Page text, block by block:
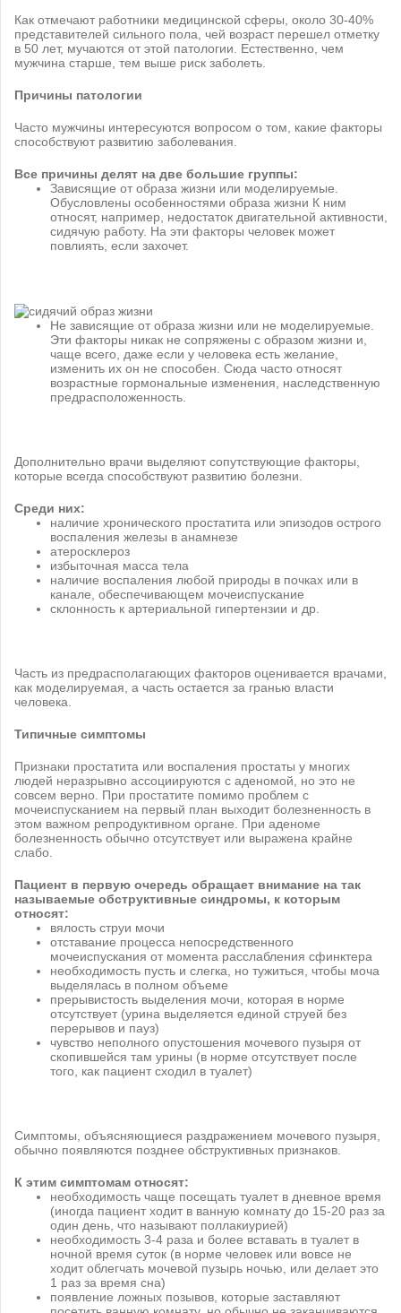
Как отмечают работники медицинской сферы, около 30-40%
представителей сильного пола, чей возраст перешел отметку
в 50 лет, мучаются от этой патологии. Естественно, чем
мужчина старше, тем выше риск заболеть.
Причины патологии
Часто мужчины интересуются вопросом о том, какие факторы
способствуют развитию заболевания.
Все причины делят на две большие группы:
Зависящие от образа жизни или моделируемые.
Обусловлены особенностями образа жизни К ним
относят, например, недостаток двигательной активности,
сидячую работу. На эти факторы человек может
повлиять, если захочет.
Не зависящие от образа жизни или не моделируемые.
Эти факторы никак не сопряжены с образом жизни и,
чаще всего, даже если у человека есть желание,
изменить их он не способен. Сюда часто относят
возрастные гормональные изменения, наследственную
предрасположенность.
Дополнительно врачи выделяют сопутствующие факторы,
которые всегда способствуют развитию болезни.
Среди них:
наличие хронического простатита или эпизодов острого
воспаления железы в анамнезе
атеросклероз
избыточная масса тела
наличие воспаления любой природы в почках или в
канале, обеспечивающем мочеиспускание
склонность к артериальной гипертензии и др.
Часть из предрасполагающих факторов оценивается врачами,
как моделируемая, а часть остается за гранью власти
человека.
Типичные симптомы
Признаки простатита или воспаления простаты у многих
людей неразрывно ассоциируются с аденомой, но это не
совсем верно. При простатите помимо проблем с
мочеиспусканием на первый план выходит болезненность в
этом важном репродуктивном органе. При аденоме
болезненность обычно отсутствует или выражена крайне
слабо.
Пациент в первую очередь обращает внимание на так
называемые обструктивные синдромы, к которым
относят:
вялость струи мочи
отставание процесса непосредственного
мочеиспускания от момента расслабления сфинктера
необходимость пусть и слегка, но тужиться, чтобы моча
выделялась в полном объеме
прерывистость выделения мочи, которая в норме
отсутствует (урина выделяется единой струей без
перерывов и пауз)
чувство неполного опустошения мочевого пузыря от
скопившейся там урины (в норме отсутствует после
того, как пациент сходил в туалет)
Симптомы, объясняющиеся раздражением мочевого пузыря,
обычно появляются позднее обструктивных признаков.
К этим симптомам относят:
необходимость чаще посещать туалет в дневное время
(иногда пациент ходит в ванную комнату до 15-20 раз за
один день, что называют поллакиурией)
необходимость 3-4 раза и более вставать в туалет в
ночной время суток (в норме человек или вовсе не
ходит облегчать мочевой пузырь ночью, или делает это
1 раз за время сна)
появление ложных позывов, которые заставляют